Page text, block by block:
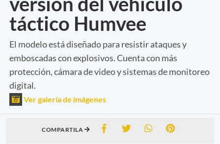
táctico Humvee
El modelo está diseñado para resistir ataques y
emboscadas con explosivos. Cuenta con más
protección, cámara de video y sistemas de monitoreo
digital.
Ver galería de imágenes
COMPARTILA